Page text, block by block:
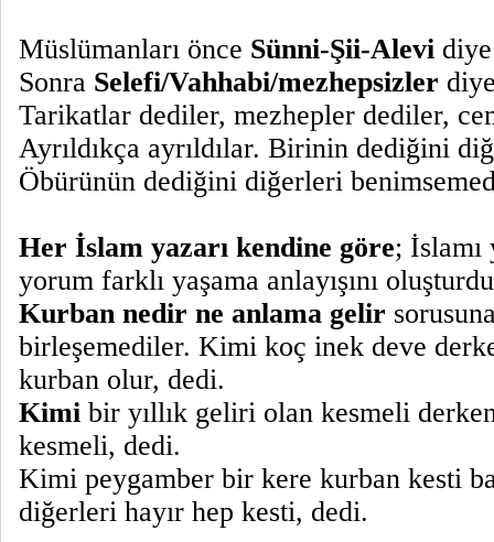
Müslümanları önce Sünni-Şii-Alevi
Sonra Selefi/Vahhabi/mezhepsizler
Tarikatlar dediler, mezhepler dediler,
Ayrıldıkça ayrıldılar. Birinin dediğini
Öbürünün dediğini diğerleri
Her İslam yazarı kendine göre;
yorum farklı yaşama anlayışını
Kurban nedir ne anlama gelir
birleşemediler. Kimi koç inek deve
kurban olur, dedi.
Kimi bir yıllık geliri olan kesmeli
kesmeli, dedi.
Kimi peygamber bir kere kurban kesti
diğerleri hayır hep kesti, dedi.